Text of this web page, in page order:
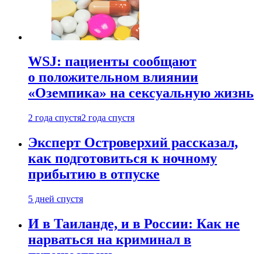
WSJ: пациенты сообщают
о положительном влиянии
«Оземпика» на сексуальную жизнь
2 года спустя2 года спустя
Эксперт Островерхий рассказал,
как подготовиться к ночному
прибытию в отпуске
5 дней спустя
И в Таиланде, и в России: Как не
нарваться на криминал в